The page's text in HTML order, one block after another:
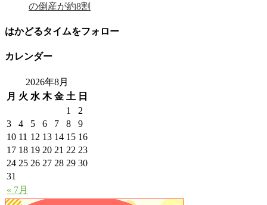
の倒産が約8割
はかどるタイムをフォロー
カレンダー
2026年8月
月 火 水 木 金 土 日
« 7月
1
2
3
4 5 6 7 8
9
10 11 12 13 14 15 16
17 18 19 20 21 22 23
24 25 26 27 28 29 30
31